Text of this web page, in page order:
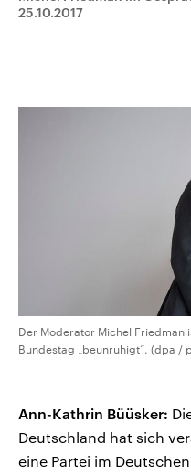
Wahlprogramme, aktuelle
und Hintergründe zu den
Sendungen
25.10.2017
Der Moderator Michel Friedman
Bundestag „beunruhigt“. (dpa /
Ann-Kathrin Büüsker:
Deutschland hat sich
eine Partei im